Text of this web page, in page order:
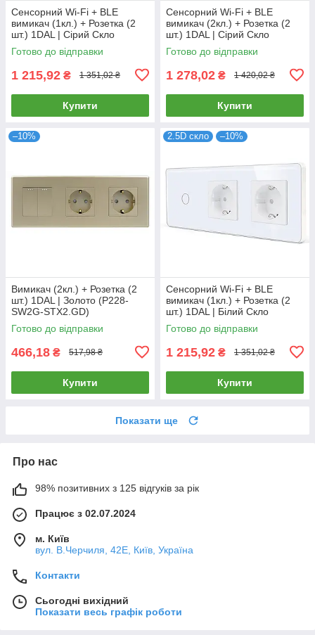
Сенсорний Wi-Fi + BLE
вимикач (1кл.) + Розетка (2
шт.) 1DAL | Сірий Скло
(G228D-SW1G.WF-STX2.GR)
Готово до відправки
1 215,92 ₴ 1 351,02 ₴
Купити
Сенсорний Wi-Fi + BLE
вимикач (2кл.) + Розетка (2
шт.) 1DAL | Сірий Скло
(G228D-SW2G.WF-STX2.GR)
Готово до відправки
1 278,02 ₴ 1 420,02 ₴
Купити
–10%
Вимикач (2кл.) + Розетка (2
шт.) 1DAL | Золото (P228-
SW2G-STX2.GD)
Готово до відправки
466,18 ₴ 517,98 ₴
Купити
2.5D скло –10%
Сенсорний Wi-Fi + BLE
вимикач (1кл.) + Розетка (2
шт.) 1DAL | Білий Скло
(G228D-SW1G.WF-STX2.WT)
Готово до відправки
1 215,92 ₴ 1 351,02 ₴
Купити
Показати ще
Про нас
98% позитивних з 125 відгуків за рік
Працює з 02.07.2024
м. Київ
вул. В.Черчиля, 42Е, Київ, Україна
Контакти
Сьогодні вихідний
Показати весь графік роботи